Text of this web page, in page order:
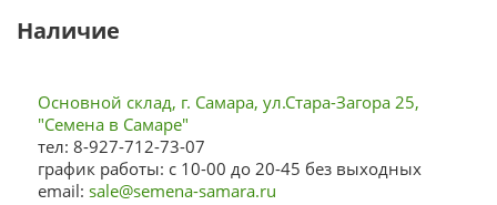
Наличие
Основной склад, г. Самара, ул.Стара-Загора 25,
"Семена в Самаре"
тел: 8-927-712-73-07
график работы: с 10-00 до 20-45 без выходных
email: sale@semena-samara.ru